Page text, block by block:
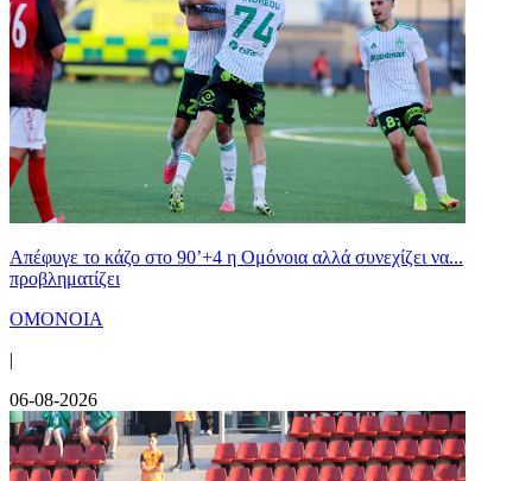
Απέφυγε το κάζο στο 90’+4 η Ομόνοια αλλά συνεχίζει να...
προβληματίζει
ΟΜΟΝΟΙΑ
|
06-08-2026